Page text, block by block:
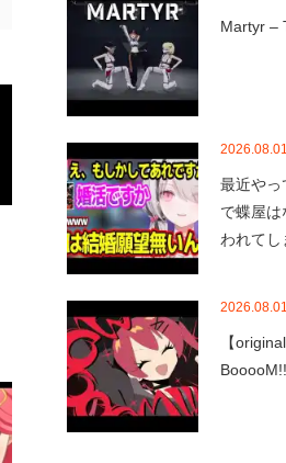
Martyr –
2026.08.01
最近やっ
で蝶屋は
われてし
2026.08.01
【